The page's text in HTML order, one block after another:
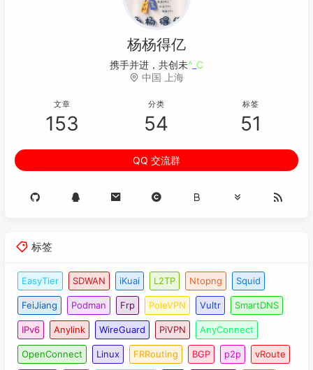
杨杨得亿
携手 6 u&[U
中国 上海
文章
153
分类
54
标签
51
QQ 交流群
标签
EasyTier SDWAN iKuai L2TP Ntopng Squid
FeiJiang Podman Frp PoleVPN Vultr SmartDNS
IPv6 Anylink WireGuard PiVPN AnyConnect
OpenConnect Linux FRRouting BGP p2p vRoute